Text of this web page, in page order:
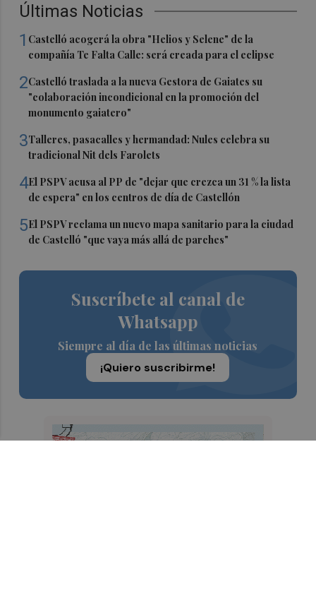
Últimas Noticias
1 Castelló acogerá la obra "Helios y Selene" de la
compañía Te Falta Calle: será creada para el eclipse
2Castelló traslada a la nueva Gestora de Gaiates su
"colaboración incondicional en la promoción del
monumento gaiatero"
3Talleres, pasacalles y hermandad: Nules celebra su
tradicional Nit dels Farolets
4El PSPV acusa al PP de "dejar que crezca un 31 % la lista
de espera" en los centros de día de Castellón
5El PSPV reclama un nuevo mapa sanitario para la ciudad
de Castelló "que vaya más allá de parches"
Suscríbete al canal de
Whatsapp
Siempre al día de las últimas noticias
¡Quiero suscribirme!